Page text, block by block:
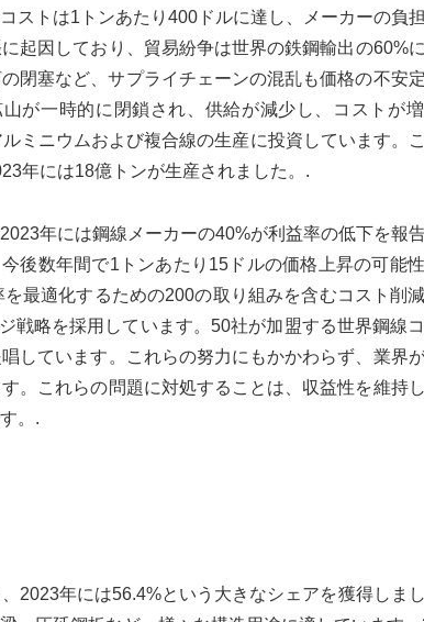
ストは1トンあたり400ドルに達し、メーカーの負
起因しており、貿易紛争は世界の鉄鋼輸出の60%
閉塞など、サプライチェーンの混乱も価格の不安
が一時的に閉鎖され、供給が減少し、コストが
ミニウムおよび複合線の生産に投資しています。
年には18億トンが生産されました。.
年には鋼線メーカーの40%が利益率の低下を報
後数年間で1トンあたり15ドルの価格上昇の可能
最適化するための200の取り組みを含むコスト削
戦略を採用しています。50社が加盟する世界鋼線
しています。これらの努力にもかかわらず、業界
。これらの問題に対処することは、収益性を維持
。.
2023年には56.4%という大きなシェアを獲得しま